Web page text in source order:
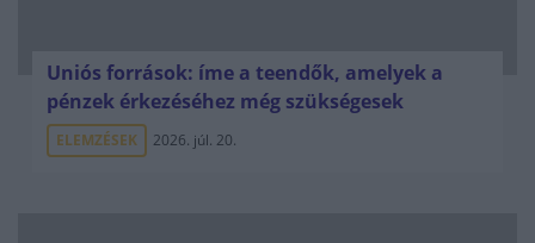
Uniós források: íme a teendők, amelyek a
pénzek érkezéséhez még szükségesek
ELEMZÉSEK 2026. júl. 20.